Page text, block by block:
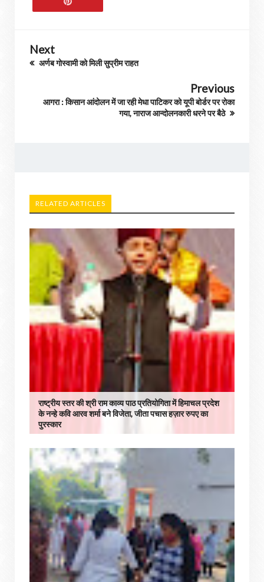
Next
अर्णब गोस्वामी को मिली सुप्रीम राहत
Previous
आगरा : किसान आंदोलन में जा रही मेधा पाटिकर को यूपी बोर्डर पर रोका
गया, नाराज आन्दोलनकारी धरने पर बैठे
RELATED ARTICLES
राष्ट्रीय स्तर की श्री राम काव्य पाठ प्रतियोगिता में हिमाचल प्रदेश
के नन्हे कवि आरव शर्मा बने विजेता, जीता पचास हज़ार रुपए का
पुरस्कार